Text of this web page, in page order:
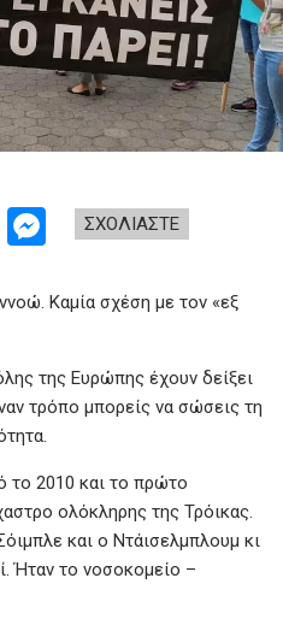
ΣΧΟΛΙΑΣΤΕ
W
at
p
se
g
er
Καμία σχέση με τον «εξ
της Ευρώπης έχουν δείξει
τρόπο μπορείς να σώσεις τη
το 2010 και το πρώτο
ολόκληρης της Τρόικας.
και ο Ντάισελμπλουμ κι
Ήταν το νοσοκομείο –